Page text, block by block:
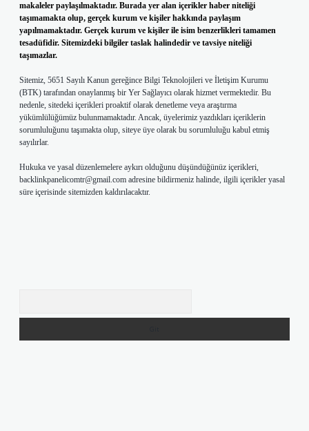
makaleler paylaşılmaktadır. Burada yer alan içerikler haber niteliği
taşımamakta olup, gerçek kurum ve kişiler hakkında paylaşım
yapılmamaktadır. Gerçek kurum ve kişiler ile isim benzerlikleri tamamen
tesadüfidir. Sitemizdeki bilgiler taslak halindedir ve tavsiye niteliği
taşımazlar.
Sitemiz, 5651 Sayılı Kanun gereğince Bilgi Teknolojileri ve İletişim Kurumu
(BTK) tarafından onaylanmış bir Yer Sağlayıcı olarak hizmet vermektedir. Bu
nedenle, sitedeki içerikleri proaktif olarak denetleme veya araştırma
yükümlülüğümüz bulunmamaktadır. Ancak, üyelerimiz yazdıkları içeriklerin
sorumluluğunu taşımakta olup, siteye üye olarak bu sorumluluğu kabul etmiş
sayılırlar.
Hukuka ve yasal düzenlemelere aykırı olduğunu düşündüğünüz içerikleri,
backlinkpanelicomtr@gmail.com adresine bildirmeniz halinde, ilgili içerikler yasal
süre içerisinde sitemizden kaldırılacaktır.